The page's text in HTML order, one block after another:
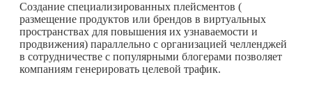
Создание специализированных плейсментов (
размещение продуктов или брендов в виртуальных
пространствах для повышения их узнаваемости и
продвижения) параллельно с организацией челленджей
в сотрудничестве с популярными блогерами позволяет
компаниям генерировать целевой трафик.